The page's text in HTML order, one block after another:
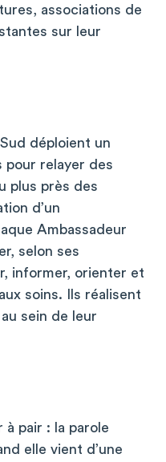
associations de
sur leur
déploient un
pour relayer des
plus près des
d’un
Ambassadeur
selon ses
informer, orienter et
soins. Ils réalisent
sein de leur
à pair : la parole
elle vient d’une